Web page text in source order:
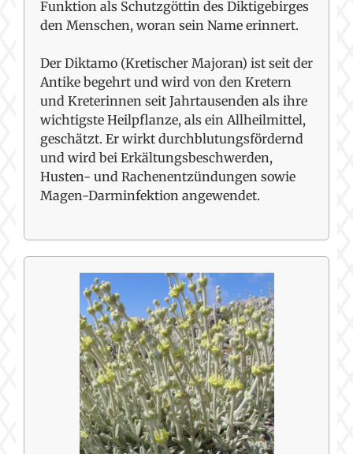
Funktion als Schutzgöttin des Diktigebirges
den Menschen, woran sein Name erinnert.
Der Diktamo (Kretischer Majoran) ist seit der
Antike begehrt und wird von den Kretern
und Kreterinnen seit Jahrtausenden als ihre
wichtigste Heilpflanze, als ein Allheilmittel,
geschätzt. Er wirkt durchblutungsfördernd
und wird bei Erkältungsbeschwerden,
Husten- und Rachenentzündungen sowie
Magen-Darminfektion angewendet.